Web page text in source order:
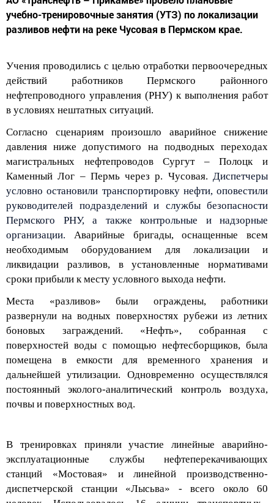
учебно-тренировочные занятия (УТЗ) по локализации
разливов нефти на реке Чусовая в Пермском крае.
действий работников Пермского
районного
нефтепроводного управления (РНУ) к
выполнения
в условиях нештатн
ых й
давления ниже допустимого на подводных переходах
магистральных нефтепроводов
Сургут – Полоцк
Каменный Лог
Пермь через р. Чусовая
Диспетчеры
условно остановили транспортировку нефти, оповестили
руководителей подразделений и службы безопасности
Пермского РНУ, а также контрольные и надзорные
организации.
Аварийные бригады, оснащенные всем
необходимым оборудованием для локализации и
ликвидации разливов, в установленные нормативами
сроки прибыли к месту условного выхода нефти.
развернули на водных поверхностях рубежи из летних
боновых заграждений. «Нефть», собранная с
поверхностей воды с помощью нефтесборщиков, была
помещена в емкости для временного хранения и
дальнейшей утилизации. Одновременно осуществлялся
постоянный эколого-аналитический контроль воздуха,
эксплуатационные службы нефтеперекачивающих
станций
«Мостовая»
и линейной производственно-
диспетчерской станции
- всего около
человек.
Использовалось